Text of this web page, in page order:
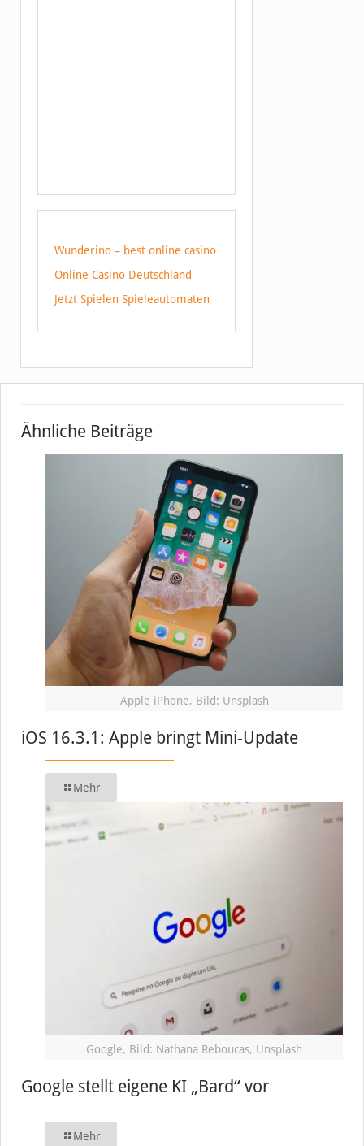
Wunderino – best online casino
Online Casino Deutschland
Jetzt Spielen Spieleautomaten
Ähnliche Beiträge
Apple iPhone, Bild: Unsplash
iOS 16.3.1: Apple bringt Mini-Update
Mehr
Google, Bild: Nathana Reboucas, Unsplash
Google stellt eigene KI „Bard“ vor
Mehr